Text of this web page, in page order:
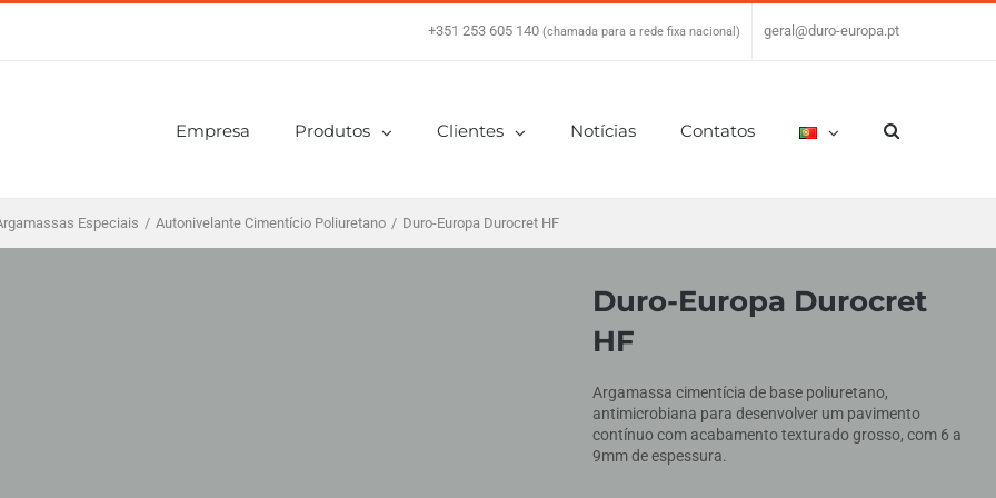
+351 253 605 140 (chamada para a rede fixa nacional) geral@duro-europa.pt
Empresa Produtos Clientes Notícias Contatos
Especiais / Autonivelante Cimentício Poliuretano / Duro-Europa Durocret HF
Duro-Europa Durocret
HF
Argamassa cimentícia de base poliuretano,
antimicrobiana para desenvolver um pavimento
contínuo com acabamento texturado grosso, com 6 a
9mm de espessura.